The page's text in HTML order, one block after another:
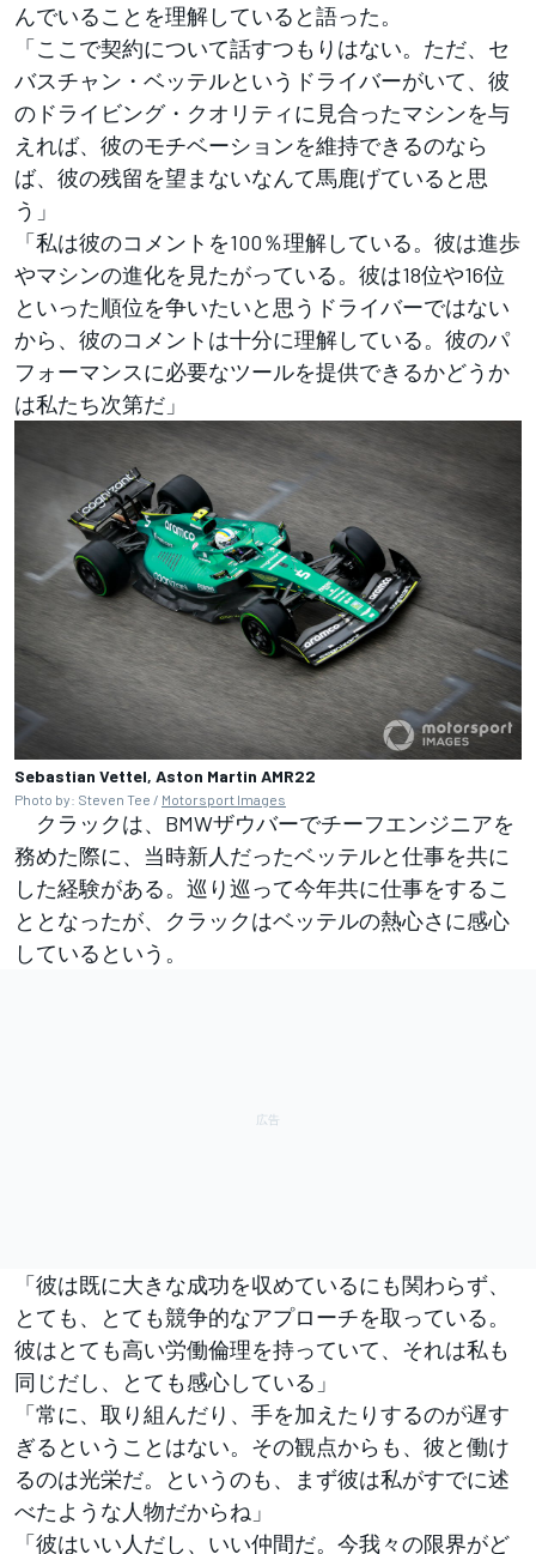
んでいることを理解していると語った。
「ここで契約について話すつもりはない。ただ、セ
バスチャン・ベッテルというドライバーがいて、彼
のドライビング・クオリティに見合ったマシンを与
えれば、彼のモチベーションを維持できるのなら
ば、彼の残留を望まないなんて馬鹿げていると思
う」
「私は彼のコメントを100％理解している。彼は進歩
やマシンの進化を見たがっている。彼は18位や16位
といった順位を争いたいと思うドライバーではない
から、彼のコメントは十分に理解している。彼のパ
フォーマンスに必要なツールを提供できるかどうか
は私たち次第だ」
Sebastian Vettel, Aston Martin AMR22
Photo by: Steven Tee / Motorsport Images
クラックは、BMWザウバーでチーフエンジニアを
務めた際に、当時新人だったベッテルと仕事を共に
した経験がある。巡り巡って今年共に仕事をするこ
ととなったが、クラックはベッテルの熱心さに感心
しているという。
「彼は既に大きな成功を収めているにも関わらず、
とても、とても競争的なアプローチを取っている。
彼はとても高い労働倫理を持っていて、それは私も
同じだし、とても感心している」
「常に、取り組んだり、手を加えたりするのが遅す
ぎるということはない。その観点からも、彼と働け
るのは光栄だ。というのも、まず彼は私がすでに述
べたような人物だからね」
「彼はいい人だし、いい仲間だ。今我々の限界がど